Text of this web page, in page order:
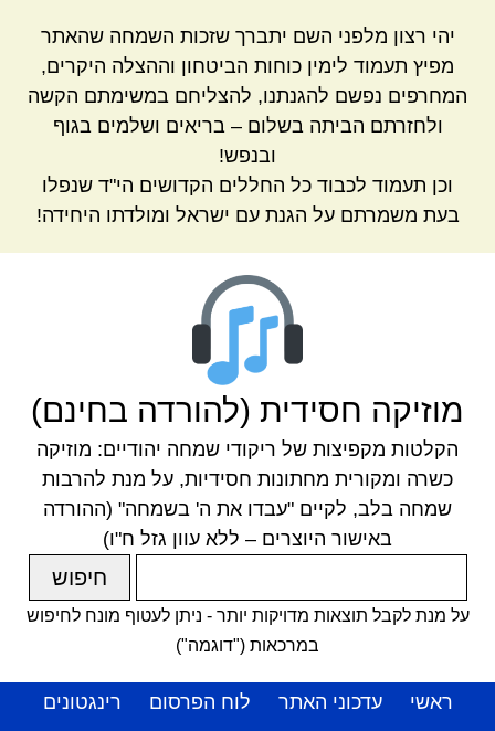
יהי רצון מלפני השם יתברך שזכות השמחה שהאתר
מפיץ תעמוד לימין כוחות הביטחון וההצלה היקרים,
המחרפים נפשם להגנתנו, להצליחם במשימתם הקשה
ולחזרתם הביתה בשלום – בריאים ושלמים בגוף
ובנפש!
וכן תעמוד לכבוד כל החללים הקדושים הי"ד שנפלו
בעת משמרתם על הגנת עם ישראל ומולדתו היחידה!
מוזיקה חסידית (להורדה בחינם)
הקלטות מקפיצות של ריקודי שמחה יהודיים: מוזיקה
כשרה ומקורית מחתונות חסידיות, על מנת להרבות
שמחה בלב, לקיים "עבדו את ה' בשמחה" (ההורדה
באישור היוצרים – ללא עוון גזל ח"ו)
על מנת לקבל תוצאות מדויקות יותר - ניתן לעטוף מונח לחיפוש
במרכאות ("דוגמה")
ראשי עדכוני האתר לוח הפרסום
רינגטונים